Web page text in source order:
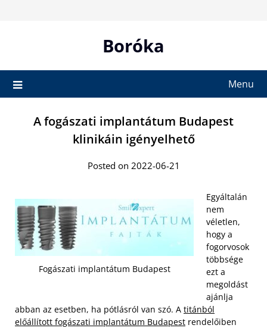
Boróka
Menu
A fogászati implantátum Budapest
klinikáin igényelhető
Posted on 2022-06-21
Fogászati implantátum Budapest
Egyáltalán
nem
véletlen,
hogy a
fogorvosok
többsége
ezt a
megoldást
ajánlja
abban az esetben, ha pótlásról van szó. A titánból
előállított fogászati implantátum Budapest rendelőiben